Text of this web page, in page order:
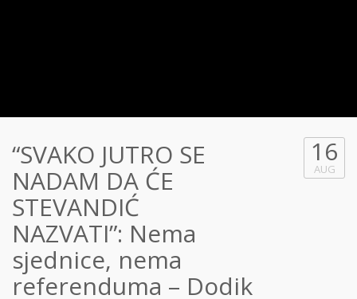
“SVAKO JUTRO SE
NADAM DA ĆE
STEVANDIĆ
NAZVATI”: Nema
sjednice, nema
referenduma – Dodik
16
AUG